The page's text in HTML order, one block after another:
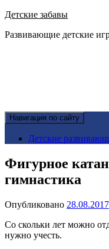
Детские забавы
Развивающие детские
Навигация по сайту
Детские
Фигурное
гимнастика
Опубликовано 28.08.2017
Со скольки лет можно
нужно учесть.